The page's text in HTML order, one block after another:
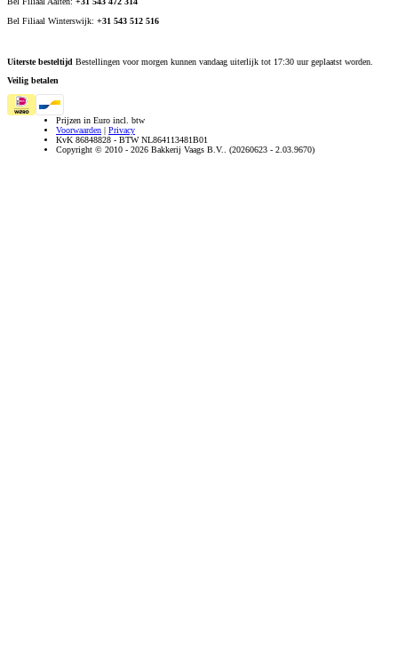
Bel Filiaal Winterswijk: +31 543 512 516
Uiterste besteltijd Bestellingen voor morgen kunnen vandaag uiterlijk tot 17:30 uur geplaatst worden.
Veilig betalen
Prijzen in Euro incl. btw
Voorwaarden
Privacy
KvK 86848828 - BTW NL864113481B01
Copyright © 2010 - 2026 Bakkerij Vaags B.V.. (20260623 - 2.03.9670)